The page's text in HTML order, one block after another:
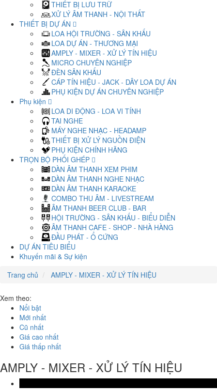
THIẾT BỊ LƯU TRỮ
XỬ LÝ ÂM THANH - NỘI THẤT
THIẾT BỊ DỰ ÁN
LOA HỘI TRƯỜNG - SÂN KHẤU
LOA DỰ ÁN - THƯƠNG MẠI
AMPLY - MIXER - XỬ LÝ TÍN HIỆU
MICRO CHUYÊN NGHIỆP
ĐÈN SÂN KHẤU
CÁP TÍN HIỆU - JACK - DÂY LOA DỰ ÁN
PHỤ KIỆN DỰ ÁN CHUYÊN NGHIỆP
Phụ kiện
LOA DI ĐỘNG - LOA VI TÍNH
TAI NGHE
MÁY NGHE NHẠC - HEADAMP
THIẾT BỊ XỬ LÝ NGUỒN ĐIỆN
PHỤ KIỆN CHÍNH HÃNG
TRỌN BỘ PHỐI GHÉP
DÀN ÂM THANH XEM PHIM
DÀN ÂM THANH NGHE NHẠC
DÀN ÂM THANH KARAOKE
COMBO THU ÂM - LIVESTREAM
ÂM THANH BEER CLUB - BAR
HỘI TRƯỜNG - SÂN KHẤU - BIỂU DIỄN
ÂM THANH CAFE - SHOP - NHÀ HÀNG
ĐẦU PHÁT - Ổ CỨNG
DỰ ÁN TIÊU BIỂU
Khuyến mãi & Sự kiện
Trang chủ
AMPLY - MIXER - XỬ LÝ TÍN HIỆU
Xem theo:
Nổi bật
Mới nhất
Cũ nhất
Giá cao nhất
Giá thấp nhất
AMPLY - MIXER - XỬ LÝ TÍN HIỆU